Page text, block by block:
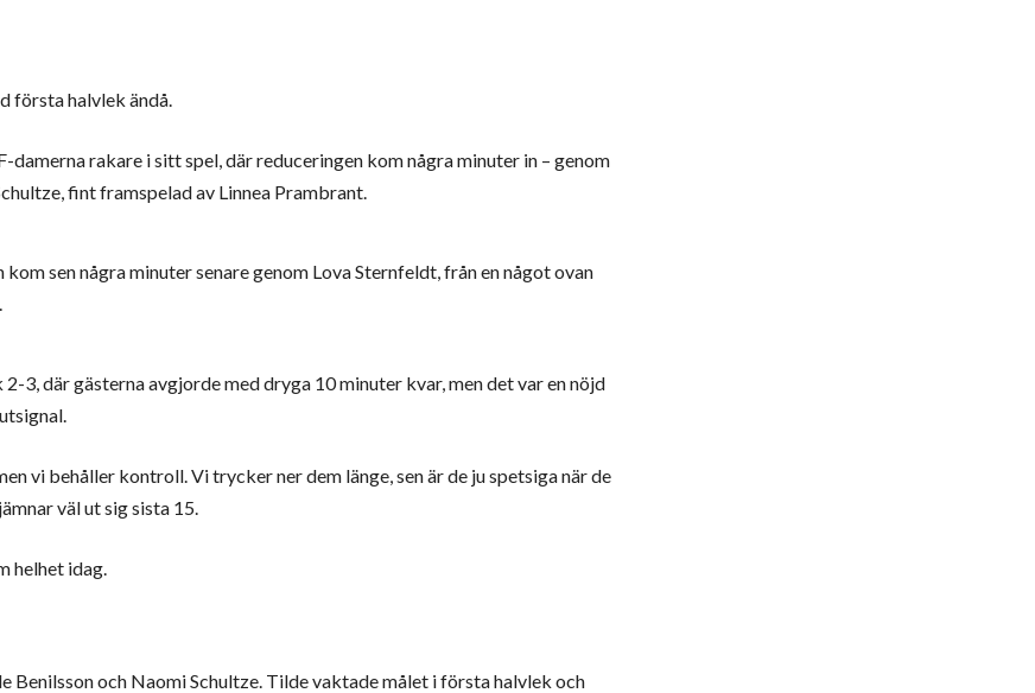
första halvlek ändå.
damerna rakare i sitt spel, där reduceringen kom några minuter in – genom
fint framspelad av Linnea Prambrant.
sen några minuter senare genom Lova Sternfeldt, från en något ovan
3, där gästerna avgjorde med dryga 10 minuter kvar, men det var en nöjd
vi behåller kontroll. Vi trycker ner dem länge, sen är de ju spetsiga när de
väl ut sig sista 15.
helhet idag.
Benilsson och Naomi Schultze. Tilde vaktade målet i första halvlek och